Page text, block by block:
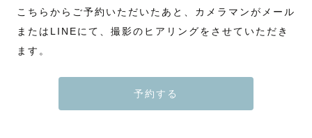
こちらからご予約いただいたあと、カメラマンがメール
またはLINEにて、撮影のヒアリングをさせていただき
ます。
予約する